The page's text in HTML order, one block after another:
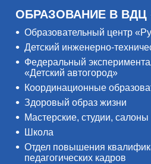
ОБРАЗОВАНИЕ В ВДЦ
Образовательный центр
Детский инженерно-
Федеральный
«Детский автогород»
Координационные
Здоровый образ жизни
Мастерские, студии, салоны
Школа
Отдел повышения
педагогических кадров